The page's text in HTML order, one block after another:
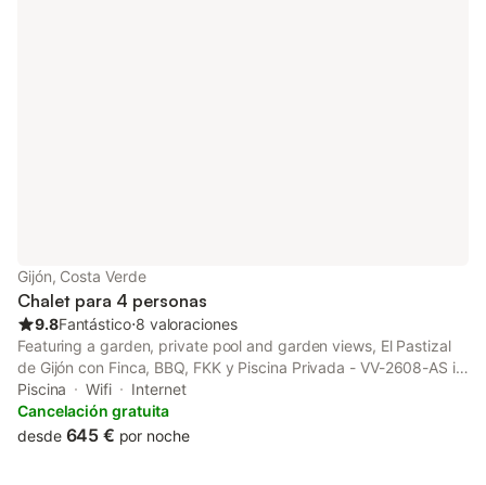
Gijón, Costa Verde
Chalet para 4 personas
9.8Fantástico⋅8 valoraciones
Featuring a garden, private pool and garden views, El Pastizal
de Gijón con Finca, BBQ, FKK y Piscina Privada - VV-2608-AS is
located in La Pedrera. This property offers access to a terrace,
free private parking and free WiFi.
Piscina Wifi
Internet
Cancelación gratuita
desde 645 € por noche